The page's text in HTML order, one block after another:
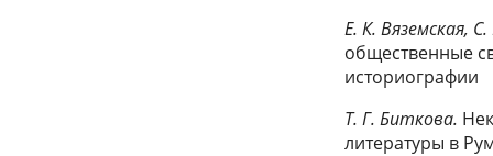
Е. К. Вяземская,
общественные
историографии
Т. Г. Биткова.
литературы в